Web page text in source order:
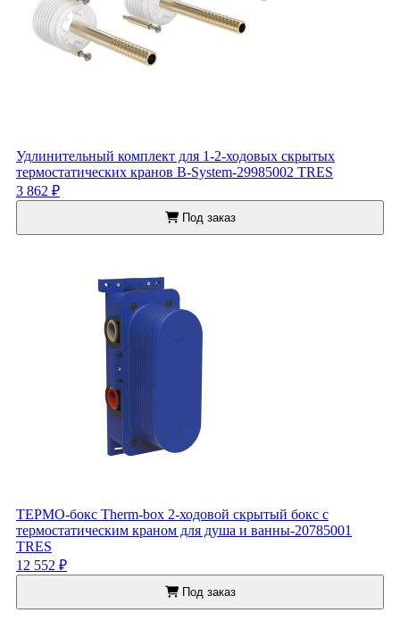
Удлинительный комплект для 1-2-ходовых скрытых
термостатических кранов B-System-29985002 TRES
3 862 ₽
Под заказ
ТЕРМО-бокс Therm-box 2-ходовой скрытый бокс с
термостатическим краном для душа и ванны-20785001
TRES
12 552 ₽
Под заказ